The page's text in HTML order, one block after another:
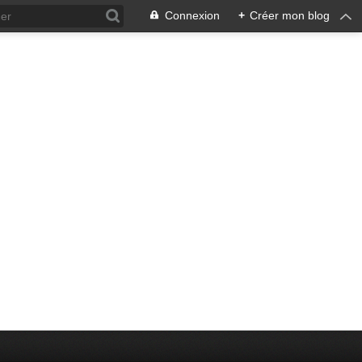
Connexion + Créer mon blog